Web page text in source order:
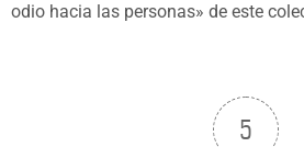
odio hacia las personas» de este
5